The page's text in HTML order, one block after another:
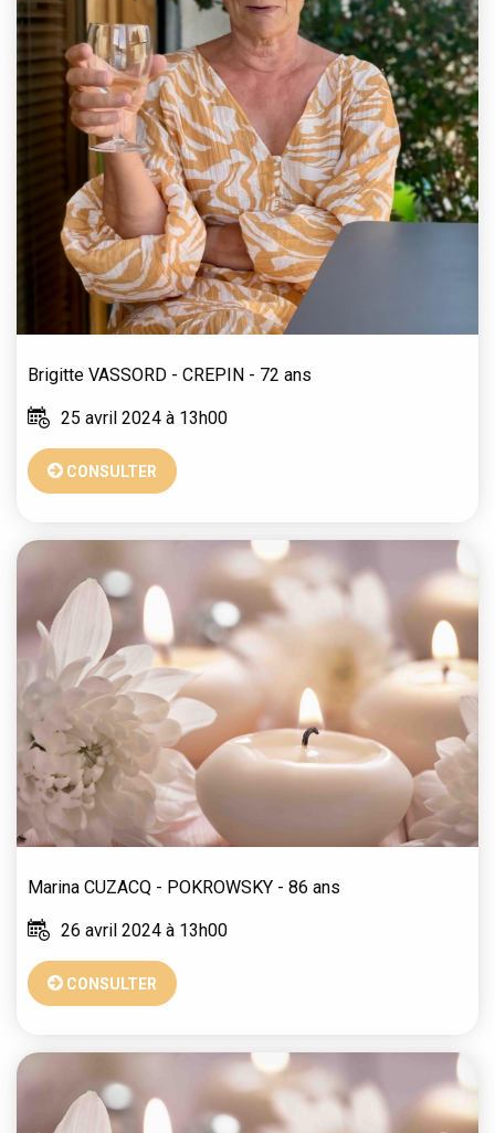
Brigitte VASSORD - CREPIN - 72 ans
25 avril 2024 à 13h00
CONSULTER
Marina CUZACQ - POKROWSKY - 86 ans
26 avril 2024 à 13h00
CONSULTER